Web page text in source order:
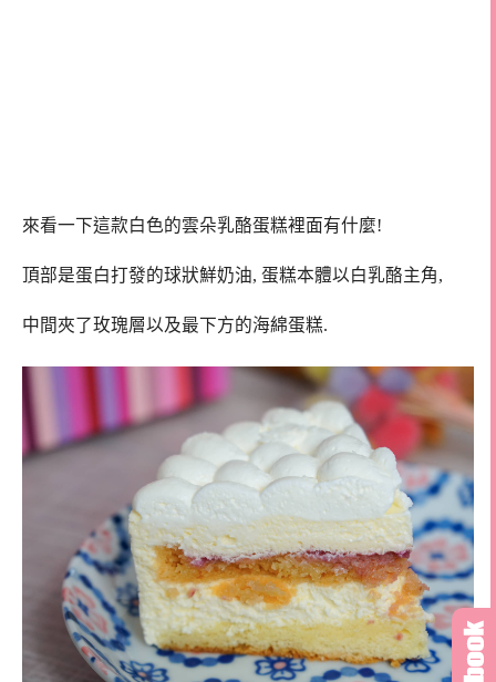
來看一下這款白色的雲朵乳酪蛋糕裡面有什麼!
頂部是蛋白打發的球狀鮮奶油, 蛋糕本體以白乳酪主角,
中間夾了玫瑰層以及最下方的海綿蛋糕.